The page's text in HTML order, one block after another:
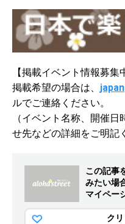
【掲載イベント情報募集
掲載希望の場合は、
ルでご連絡ください。
（イベント名称、開催
せ先などの詳細をご明記
この記事
みたい場
マイペー
ク